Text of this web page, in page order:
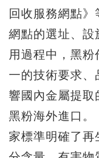
回收服務網點
網點的選址、設
用過程中，黑
一的技術要求、
響國內金屬提取
黑粉海外進口。
家標準明確了再